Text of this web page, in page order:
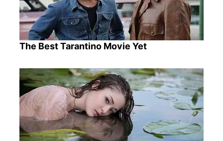
The Best Tarantino Movie Yet